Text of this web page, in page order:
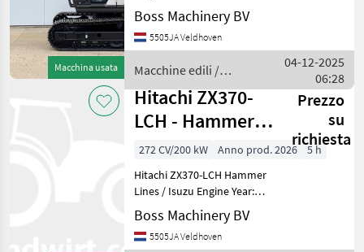
Macchina usata
Boss Machinery BV
5505JA Veldhoven
Macchine edili /
Hitachi
04-12-2025
06:28
Hitachi ZX370-
LCH - Hammer
Lines / Isuzu
Engine
Prezzo
su
richiesta
272 CV/200 kW Anno prod. 2026
5 h
Hitachi ZX370-LCH Hammer
Lines / Isuzu Engine Year:
2026 Reference number:
BM007009 Hours: 5 Type
ZX370-LCH Location
Boss Machinery BV
5505JA Veldhoven